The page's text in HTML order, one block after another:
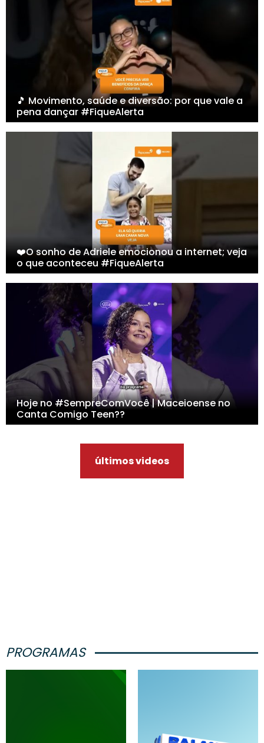
🎵 Movimento, saúde e diversão: por que vale a
pena dançar #FiqueAlerta
❤️O sonho de Adriele emocionou a internet; veja
o que aconteceu #FiqueAlerta
Hoje no #SempreComVocê | Maceioense no
Canta Comigo Teen??
últimos videos
PROGRAMAS